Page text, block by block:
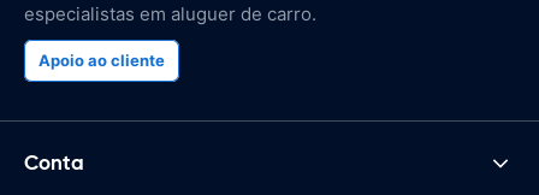
especialistas em aluguer de carro.
Apoio ao cliente
Conta